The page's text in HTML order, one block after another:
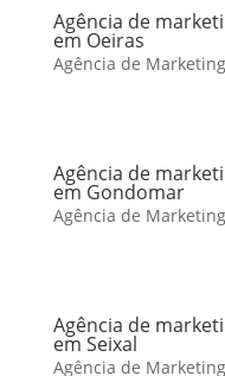
Agência de
em Oeiras
Agência de
Agência de
em Gondomar
Agência de
Agência de
em Seixal
Agência de